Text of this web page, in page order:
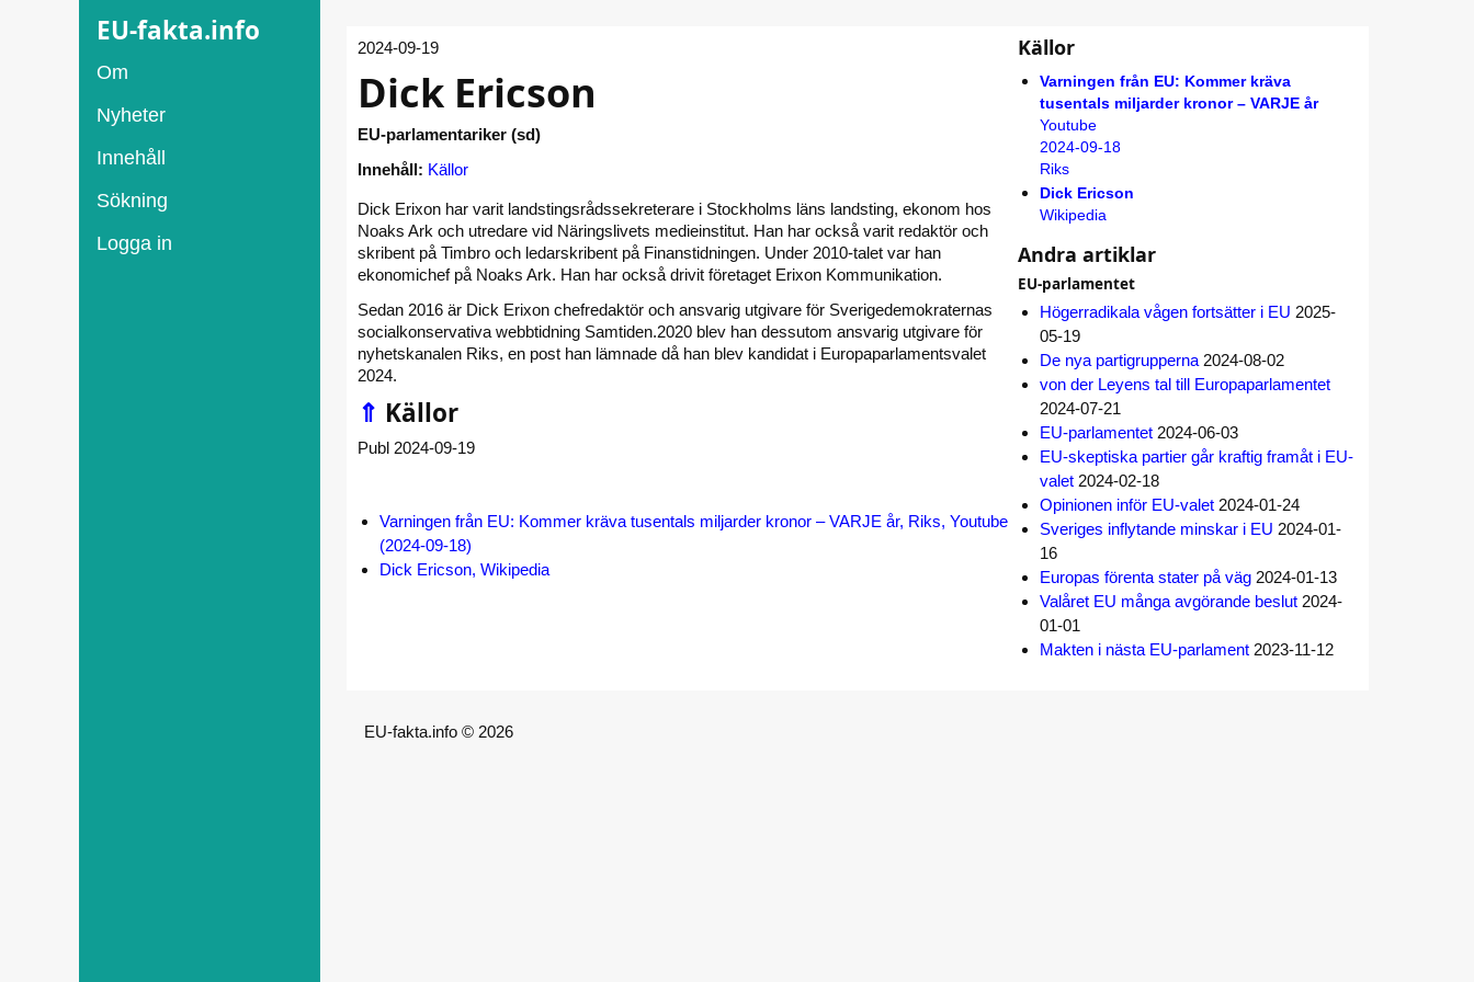
EU-fakta.info
Om
Nyheter
Innehåll
Sökning
Logga in
2024-09-19
Dick Ericson
EU-parlamentariker (sd)
Innehåll: Källor
Dick Erixon har varit landstingsrådssekreterare i Stockholms läns landsting, ekonom hos
Noaks Ark och utredare vid Näringslivets medieinstitut. Han har också varit redaktör och
skribent på Timbro och ledarskribent på Finanstidningen. Under 2010-talet var han
ekonomichef på Noaks Ark. Han har också drivit företaget Erixon Kommunikation.
Sedan 2016 är Dick Erixon chefredaktör och ansvarig utgivare för Sverigedemokraternas
socialkonservativa webbtidning Samtiden.2020 blev han dessutom ansvarig utgivare för
nyhetskanalen Riks, en post han lämnade då han blev kandidat i Europaparlamentsvalet
2024.
⇑ Källor
Publ 2024-09-19
Varningen från EU: Kommer kräva tusentals miljarder kronor – VARJE år, Riks, Youtube
(2024-09-18)
Dick Ericson, Wikipedia
Källor
Varningen från EU: Kommer kräva
tusentals miljarder kronor – VARJE år
Youtube
2024-09-18
Riks
Dick Ericson
Wikipedia
Andra artiklar
EU-parlamentet
Högerradikala vågen fortsätter i EU 2025-
05-19
De nya partigrupperna 2024-08-02
von der Leyens tal till Europaparlamentet
2024-07-21
EU-parlamentet 2024-06-03
EU-skeptiska partier går kraftig framåt i EU-
valet 2024-02-18
Opinionen inför EU-valet 2024-01-24
Sveriges inflytande minskar i EU 2024-01-
16
Europas förenta stater på väg 2024-01-13
Valåret EU många avgörande beslut 2024-
01-01
Makten i nästa EU-parlament 2023-11-12
EU-fakta.info © 2026